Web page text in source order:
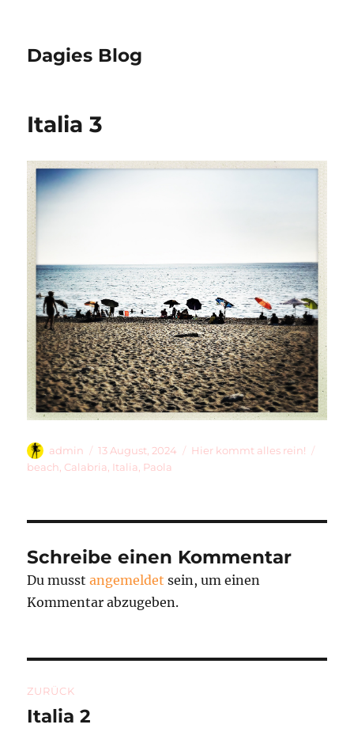
Dagies Blog
Italia 3
Autor
admin
Veröffentlicht
am
13 August, 2024 Kategorien
Hier kommt alles rein!
beach Calabria Italia Paola
Schreibe einen Kommentar
Du musstangemeldet sein, um einen
Kommentar abzugeben.
ZURÜCK
Vorheriger
Italia 2